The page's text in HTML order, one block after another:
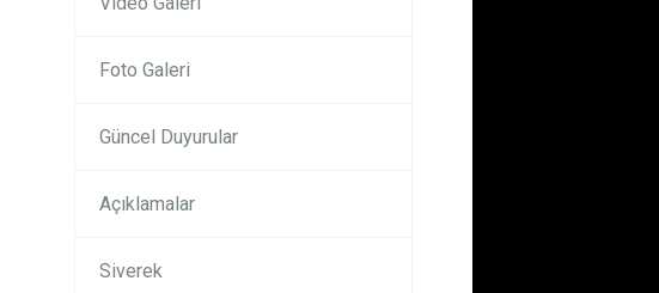
Foto Galeri
Güncel Duyurular
Açıklamalar
Siverek